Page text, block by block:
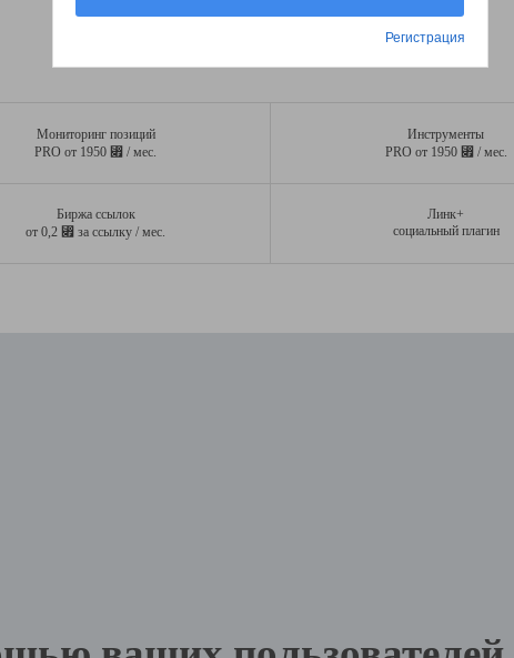
Мониторинг позиций
PRO от 1950 ⃏ / мес.
Инструменты
PRO от 1950 ⃏ / мес.
Биржа ссылок
от 0,2 ⃏ за ссылку / мес.
Линк+
социальный плагин
Регистрация